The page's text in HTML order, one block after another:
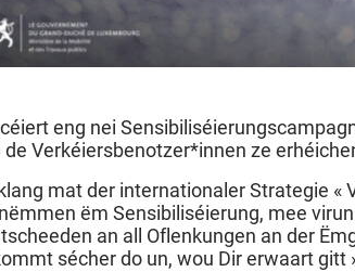
eng nei
Verkéiersbenotzer*innen ze
mat der internationaler Strategie «
ëm Sensibiliséierung, mee
an all Oflenkungen an der
sécher do un, wou Dir erwaart gitt